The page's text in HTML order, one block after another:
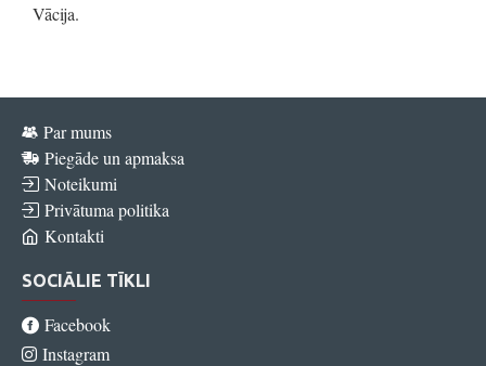
Vācija.
Par mums
Piegāde un apmaksa
Noteikumi
Privātuma politika
Kontakti
SOCIĀLIE TĪKLI
Facebook
Instagram